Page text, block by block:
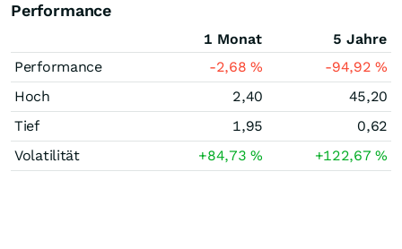
Performance
1 Monat
5 Jahre
Performance
-2,68% -94,92%
Hoch
2,40
45,20
Tief
1,95
0,62
Volatilität
+84,73% +122,67%